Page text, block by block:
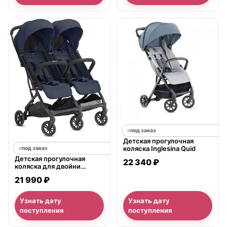
под заказ
Детская прогулочная
коляска для двойни
21 990 ₽
Узнать дату
поступления
под заказ
Детская прогулочная
коляска Inglesina Quid
22 340 ₽
Узнать дату
поступления